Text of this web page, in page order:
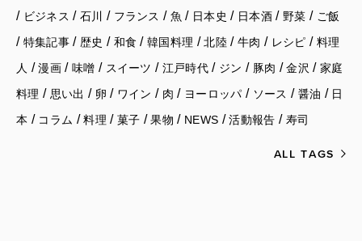
/ ビジネス / 石川 / フランス / 魚 / 日本史 / 日本酒/ 野菜 / ご飯
/ 特集記事/ 歴史 / 和食 /韓国料理 /北陸 / 牛肉 / レシピ / 料理
人 /漫画/ 味噌 / スイーツ / 江戸時代 / ジン / 豚肉 /金沢 / 家庭
料理 / 思い出 / 卵 / ワイン / 肉 / ヨーロッパ / ソース / 醤油 / 日
本 / コラム /料理 / 菓子 /果物 / NEWS /活動報告 / 寿司
ALL TAGS